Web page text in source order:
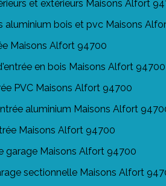
et extérieurs Maisons Alfort
aluminium bois et pvc Maisons
Maisons Alfort 94700
en bois Maisons Alfort 94700
PVC Maisons Alfort 94700
aluminium Maisons Alfort
Maisons Alfort 94700
garage Maisons Alfort 94700
sectionnelle Maisons Alfort